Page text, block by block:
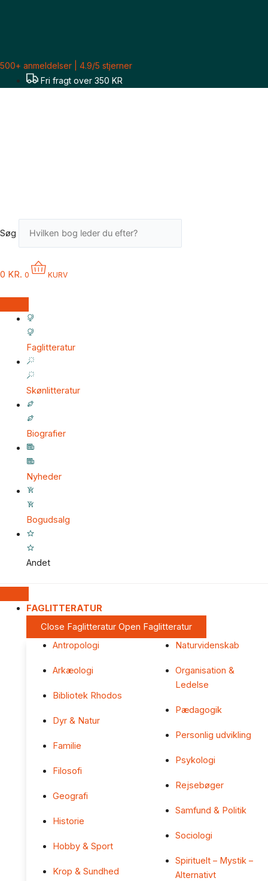
500+ anmeldelser | 4.9/5 stjerner
Fri fragt over 350 KR
Søg
0 KR. 0 KURV
Faglitteratur
Skønlitteratur
Biografier
Nyheder
Bogudsalg
Andet
FAGLITTERATUR
Close Faglitteratur Open Faglitteratur
Antropologi
Arkæologi
Bibliotek Rhodos
Dyr & Natur
Familie
Filosofi
Geografi
Historie
Hobby & Sport
Krop & Sundhed
Naturvidenskab
Organisation &
Ledelse
Pædagogik
Personlig udvikling
Psykologi
Rejsebøger
Samfund & Politik
Sociologi
Spirituelt – Mystik –
Alternativt